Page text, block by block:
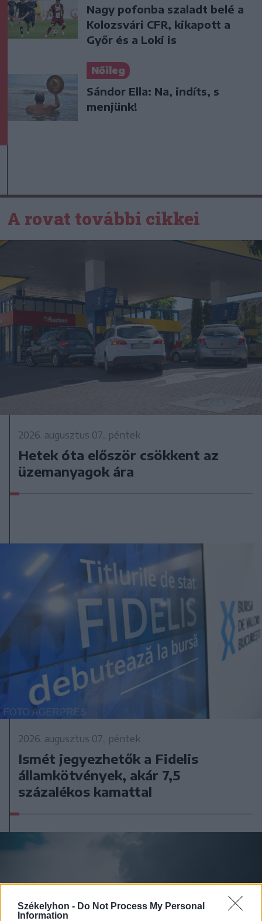
Székelyhon - Do Not Process My Personal
Information
Nagy pofonba szaladt belé a
Kolozsvári CFR, kikapott a
Győr és a Loki is
Nőileg
Sándor Ella: Na, indíts, s
menjünk!
A rovat további cikkei
2026. augusztus 07., péntek
Hetek óta először csökkent az
üzemanyagok ára
2026. augusztus 07., péntek
Ismét jegyezhetők a Fidelis
államkötvények, akár 7,5
százalékos kamattal